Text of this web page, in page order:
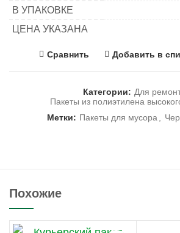
В УПАКОВКЕ
ЦЕНА УКАЗАНА
Сравнить Добавить в
Категории: Для
Пакеты из полиэтилена
Метки: Пакеты для мусора ,
Похожие